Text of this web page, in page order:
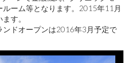
ルーム等となります。2015年11月
す。
ドオープンは2016年3月予定で